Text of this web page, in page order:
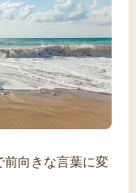
前向きな言葉に変